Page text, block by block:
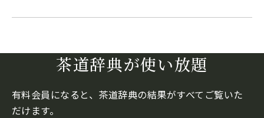
茶道辞典が使い放題
有料会員になると、茶道辞典の結果がすべてご覧いた
だけます。